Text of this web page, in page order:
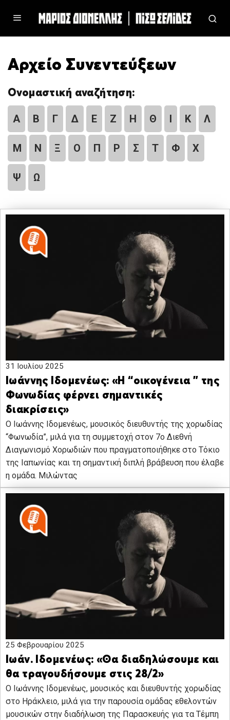
Αρχείο Συνεντεύξεων
Ονομαστική αναζήτηση:
Α Β Γ Δ Ε Ζ Η Θ Ι Κ Λ
Μ Ν Ξ Ο Π Ρ Σ Τ Φ Χ
Ψ Ω
31 Ιουλίου 2025
Ιωάννης Ιδομενέως: «Η “οικογένεια ” της
Φωνωδίας φέρνει σημαντικές
διακρίσεις»
Ο Ιωάννης Ιδομενέως, μουσικός διευθυντής της χορωδίας
“Φωνωδία”, μιλά για τη συμμετοχή στον 7ο Διεθνή
Διαγωνισμό Χορωδιών που πραγματοποιήθηκε στο Τόκιο
της Ιαπωνίας και τη σημαντική διπλή βράβευση που έλαβε
η ομάδα. Μιλώντας
25 Φεβρουαρίου 2025
Ιωάν. Ιδομενέως: «Θα διαδηλώσουμε και
θα τραγουδήσουμε στις 28/2»
Ο Ιωάννης Ιδομενέως, μουσικός και διευθυντής χορωδίας
στο Ηράκλειο, μιλά για την παρουσία ομάδας εθελοντών
μουσικών στην διαδήλωση της Παρασκευής για τα Τέμπη